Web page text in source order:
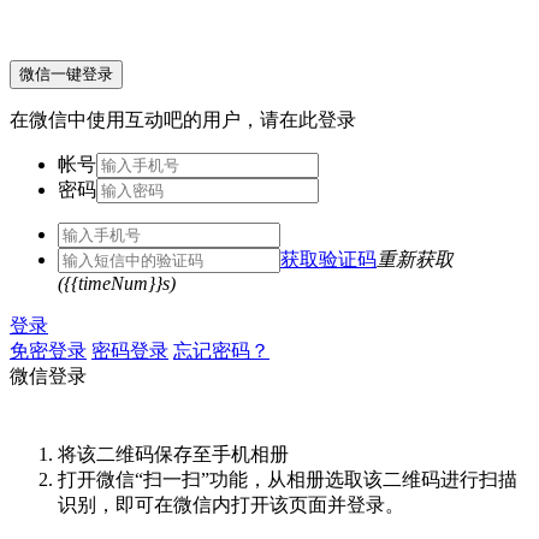
微信一键登录
在微信中使用互动吧的用户，请在此登录
帐号
密码
获取验证码重新获取
({{timeNum}}s)
登录
免密登录 密码登录 忘记密码？
微信登录
将该二维码保存至手机相册
打开微信“扫一扫”功能，从相册选取该二维码进行扫描
识别，即可在微信内打开该页面并登录。